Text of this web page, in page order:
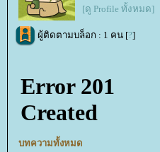
[ดู Profile ทั้งหมด]
ผู้ติดตามบล็อก : 1 คน [?]
บทความทั้งหมด